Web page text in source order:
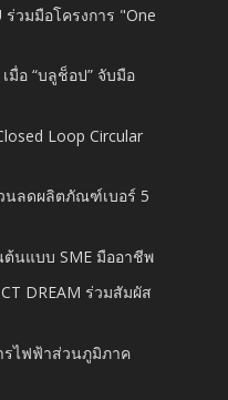
วมมือโครงการ "One
มื่อ “บลูช็อป” จับมือ
Loop Circular
นลดผลิตภัณฑ์เบอร์ 5
นแบบ SME มืออาชีพ
DREAM ร่วมสัมผัส
รไฟฟ้าส่วนภูมิภาค